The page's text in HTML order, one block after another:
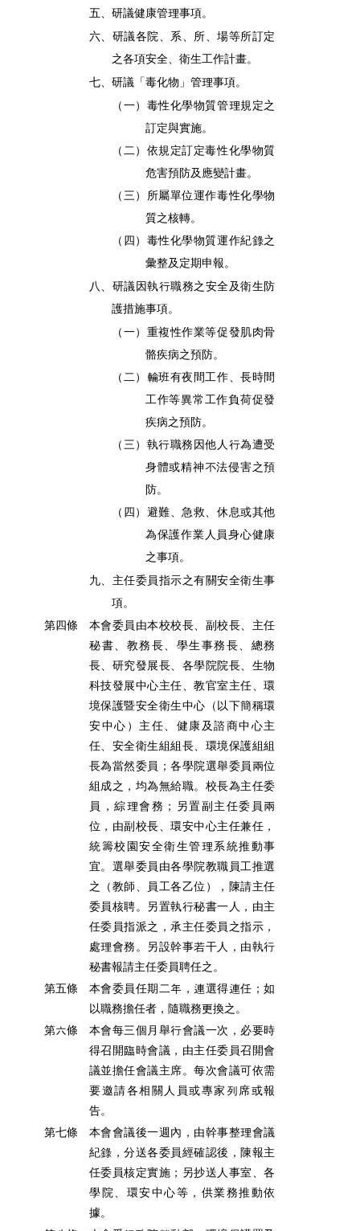
五、研議健康管理事項。
六、研議各院、系、所、場等所訂定
之各項安全、衛生工作計畫。
七、研議「毒化物」管理事項。
（一）毒性化學物質管理規定之
訂定與實施。
（二）依規定訂定毒性化學物質
危害預防及應變計畫。
（三）所屬單位運作毒性化學物
質之核轉。
（四）毒性化學物質運作紀錄之
彙整及定期申報。
八、研議因執行職務之安全及衛生防
護措施事項。
（一）重複性作業等促發肌肉骨
骼疾病之預防。
（二）輪班有夜間工作、長時間
工作等異常工作負荷促發
疾病之預防。
（三）執行職務因他人行為遭受
身體或精神不法侵害之預
防。
（四）避難、急救、休息或其他
為保護作業人員身心健康
之事項。
九、主任委員指示之有關安全衛生事
項。
第四條 本會委員由本校校長、副校長、主任
秘書、教務長、學生事務長、總務
長、研究發展長、各學院院長、生物
科技發展中心主任、教官室主任、環
境保護暨安全衛生中心（以下簡稱環
安中心）主任、健康及諮商中心主
任、安全衛生組組長、環境保護組組
長為當然委員；各學院選舉委員兩位
組成之，均為無給職。校長為主任委
員，綜理會務；另置副主任委員兩
位，由副校長、環安中心主任兼任，
統籌校園安全衛生管理系統推動事
宜。選舉委員由各學院教職員工推選
之（教師、員工各乙位），陳請主任
委員核聘。另置執行秘書一人，由主
任委員指派之，承主任委員之指示，
處理會務。另設幹事若干人，由執行
秘書報請主任委員聘任之。
第五條 本會委員任期二年，連選得連任；如
以職務擔任者，隨職務更換之。
第六條 本會每三個月舉行會議一次，必要時
得召開臨時會議，由主任委員召開會
議並擔任會議主席。每次會議可依需
要邀請各相關人員或專家列席或報
告。
第七條 本會會議後一週內，由幹事整理會議
紀錄，分送各委員經確認後，陳報主
任委員核定實施；另抄送人事室、各
學院、環安中心等，供業務推動依
據。